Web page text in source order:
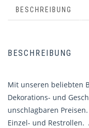
BESCHREIBUNG
BESCHREIBUNG
Mit unseren beliebten
Dekorations- und
unschlagbaren
Einzel- und